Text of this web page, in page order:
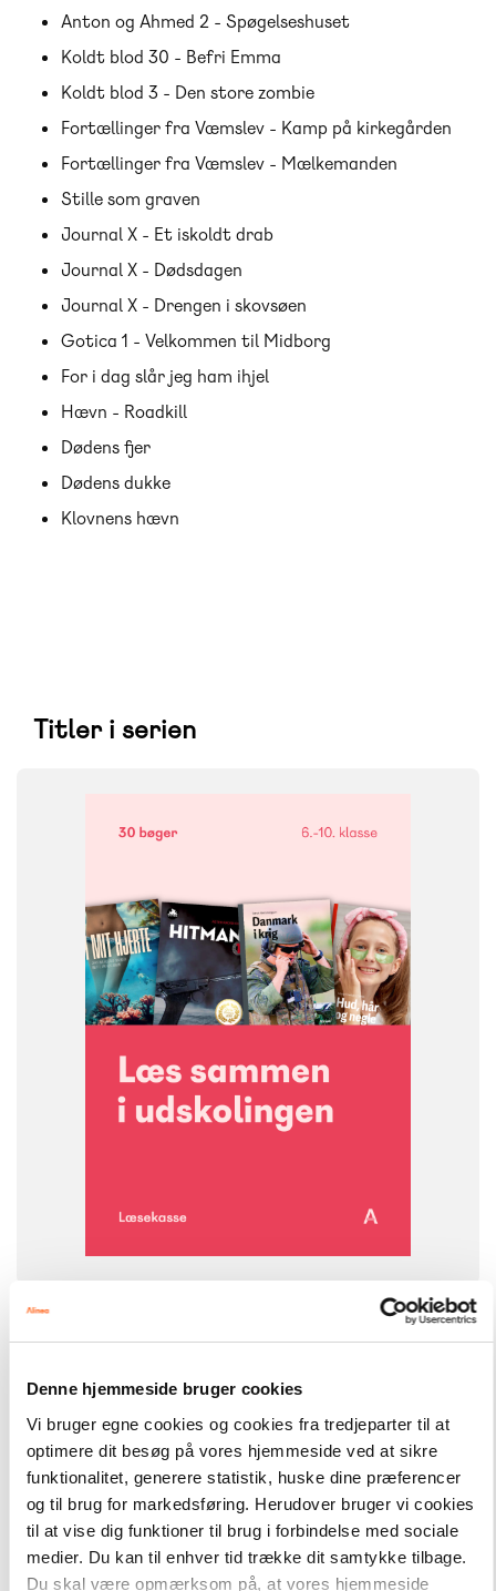
Denne hjemmeside bruger cookies
Vi bruger egne cookies og cookies fra tredjeparter til at
optimere dit besøg på vores hjemmeside ved at sikre
funktionalitet, generere statistik, huske dine præferencer
og til brug for markedsføring. Herudover bruger vi cookies
til at vise dig funktioner til brug i forbindelse med sociale
medier. Du kan til enhver tid trække dit samtykke tilbage.
Du skal være opmærksom på, at vores hjemmeside
Anton og Ahmed 2 - Spøgelseshuset
Koldt blod 30 - Befri Emma
Koldt blod 3 - Den store zombie
Fortællinger fra Væmslev - Kamp på kirkegården
Fortællinger fra Væmslev - Mælkemanden
Stille som graven
Journal X - Et iskoldt drab
Journal X - Dødsdagen
Journal X - Drengen i skovsøen
Gotica 1 - Velkommen til Midborg
For i dag slår jeg ham ihjel
Hævn - Roadkill
Dødens fjer
Dødens dukke
Klovnens hævn
Titler i serien
FORMAT
Bogpakke, fysisk
9788723579614
Læsekasser
Læs sammen i udskolingen
5.118,00 kr.
FAG
NIVEAU
2. klasse 3. klasse 4. klasse 5. klasse 6. klasse
FORMAT
Bogpakke, fysisk
ISBN
9788723579669